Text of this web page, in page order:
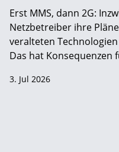
Erst MMS, dann 2G:
Netzbetreiber ihre
veralteten
Das hat Konsequenzen
3. Jul 2026